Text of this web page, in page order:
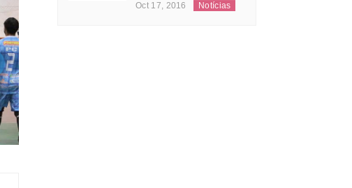
Oct 17, 2016 Notícias